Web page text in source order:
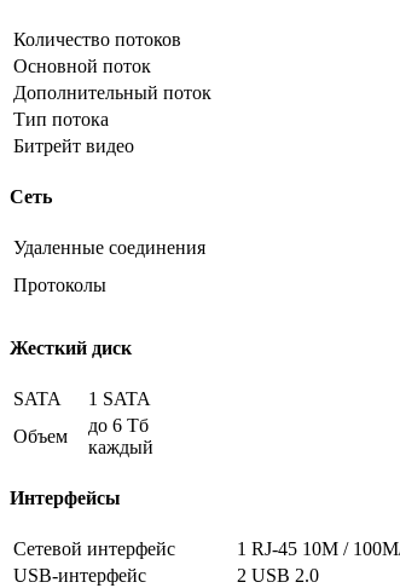
Количество потоков
Основной поток
Дополнительный поток
Тип потока
Битрейт видео
Сеть
Удаленные соединения
Протоколы
Жесткий диск
SATA
1 SATA
Объем
до 6 Тб
каждый
Интерфейсы
Сетевой интерфейс
1 RJ-45 10M /
USB-интерфейс
2 USB 2.0